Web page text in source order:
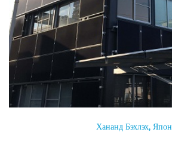
Хананд Бэхлэх, Япон